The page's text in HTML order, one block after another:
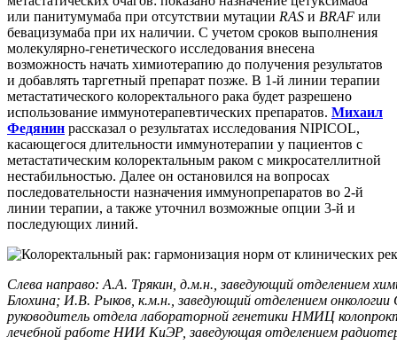
или панитумумаба при отсутствии мутации RAS и BRAF или
бевацизумаба при их наличии. С учетом сроков выполнения
молекулярно-генетического исследования внесена
возможность начать химиотерапию до получения результатов
и добавлять таргетный препарат позже. В 1-й линии терапии
метастатического колоректального рака будет разрешено
использование иммунотерапевтических препаратов. Михаил
Федянин рассказал о результатах исследования NIPICOL,
касающегося длительности иммунотерапии у пациентов с
метастатическим колоректальным раком с микросателлитной
нестабильностью. Далее он остановился на вопросах
последовательности назначения иммунопрепаратов во 2-й
линии терапии, а также уточнил возможные опции 3-й и
последующих линий.
Слева направо: А.А. Трякин, д.м.н., заведующий отделением
Блохина; И.В. Рыков, к.м.н., заведующий отделением
руководитель отдела лабораторной генетики НМИЦ
лечебной работе НИИ КиЭР, заведующая отделением